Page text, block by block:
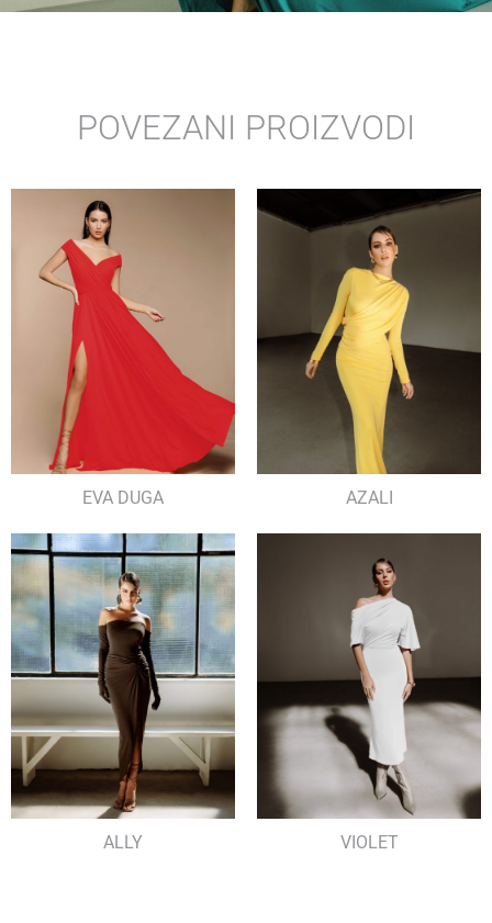
POVEZANI PROIZVODI
EVA DUGA AZALI
ALLY VIOLET